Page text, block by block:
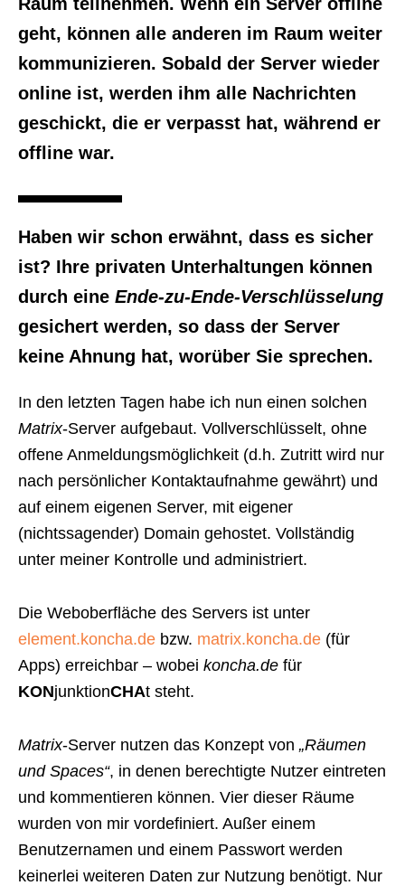
geht, können alle anderen im Raum weiter
kommunizieren. Sobald der Server wieder
online ist, werden ihm alle Nachrichten
geschickt, die er verpasst hat, während er
offline war.
Haben wir schon erwähnt, dass es sicher
ist? Ihre privaten Unterhaltungen können
durch eine Ende-zu-Ende-Verschlüsselung
gesichert werden, so dass der Server
keine Ahnung hat, worüber Sie sprechen.
In den letzten Tagen habe ich nun einen solchen
Matrix-Server aufgebaut. Vollverschlüsselt, ohne
offene Anmeldungsmöglichkeit (d.h. Zutritt wird nur
nach persönlicher Kontaktaufnahme gewährt) und
auf einem eigenen Server, mit eigener
(nichtssagender) Domain gehostet. Vollständig
unter meiner Kontrolle und administriert.
Die Weboberfläche des Servers ist unter
element.koncha.de bzw. matrix.koncha.de (für
Apps) erreichbar – wobei koncha.de für
KONjunktionCHAt steht.
Matrix-Server nutzen das Konzept von „Räumen
und Spaces“, in denen berechtigte Nutzer eintreten
und kommentieren können. Vier dieser Räume
wurden von mir vordefiniert. Außer einem
Benutzernamen und einem Passwort werden
keinerlei weiteren Daten zur Nutzung benötigt. Nur